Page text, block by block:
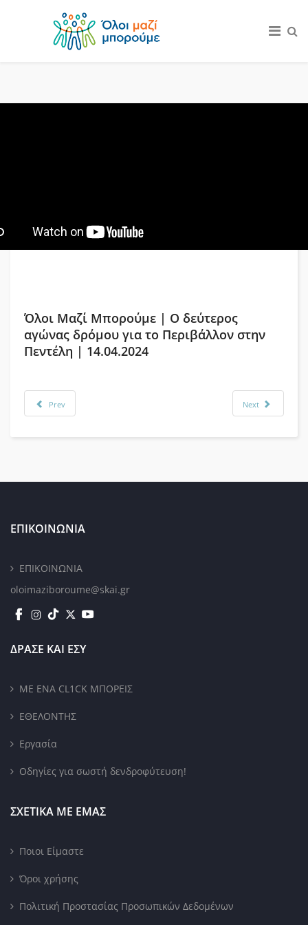
Όλοι Μαζί Μπορούμε | Ο δεύτερος
αγώνας δρόμου για το Περιβάλλον στην
Πεντέλη | 14.04.2024
Prev Next
ΕΠΙΚΟΙΝΩΝΙΑ
ΕΠΙΚΟΙΝΩΝΙΑ
oloimaziboroume@skai.gr
ΔΡΑΣΕ ΚΑΙ ΕΣΥ
ΜΕ ΕΝΑ CL1CK ΜΠΟΡΕΙΣ
ΕΘΕΛΟΝΤΗΣ
Εργασία
Οδηγίες για σωστή δενδροφύτευση!
ΣΧΕΤΙΚΑ ΜΕ ΕΜΑΣ
Ποιοι Είμαστε
Όροι χρήσης
Πολιτική Προστασίας Προσωπικών Δεδομένων